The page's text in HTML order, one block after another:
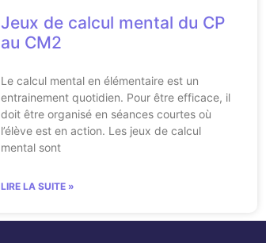
Jeux de calcul mental du CP
au CM2
Le calcul mental en élémentaire est un
entrainement quotidien. Pour être efficace, il
doit être organisé en séances courtes où
l’élève est en action. Les jeux de calcul
mental sont
LIRE LA SUITE »